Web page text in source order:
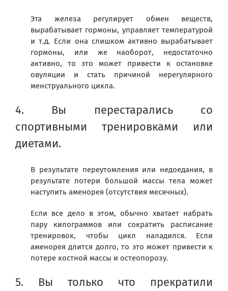
Эта железа регулирует обмен веществ,
вырабатывает гормоны, управляет температурой
и т.д. Если она слишком активно вырабатывает
гормоны, или же наоборот, недостаточно
активно, то это может привести к остановке
овуляции и стать причиной нерегулярного
менструального цикла.
4. Вы перестарались со
спортивными тренировками или
диетами.
В результате переутомления или недоедания, в
результате потери большой массы тела может
наступить аменорея (отсутствия месячных).
Если все дело в этом, обычно хватает набрать
пару килограммов или сократить расписание
тренировок, чтобы цикл наладился. Если
аменорея длится долго, то это может привести к
потере костной массы и остеопорозу.
5. Вы только что прекратили